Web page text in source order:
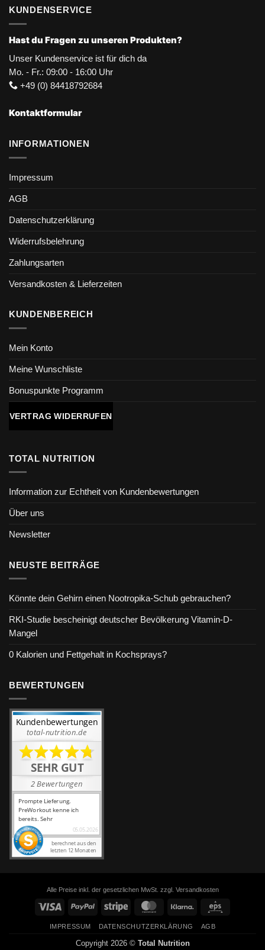
KUNDENSERVICE
Hast du Fragen zu unseren Produkten?
Unser Kundenservice ist für dich da
Mo. - Fr.: 09:00 - 16:00 Uhr
+49 (0) 84418792684
Kontaktformular
INFORMATIONEN
Impressum
AGB
Datenschutzerklärung
Widerrufsbelehrung
Zahlungsarten
Versandkosten & Lieferzeiten
KUNDENBEREICH
Mein Konto
Meine Wunschliste
Bonuspunkte Programm
VERTRAG WIDERRUFEN
TOTAL NUTRITION
Information zur Echtheit von Kundenbewertungen
Über uns
Newsletter
NEUSTE BEITRÄGE
Könnte dein Gehirn einen Nootropika-Schub gebrauchen?
RKI-Studie bescheinigt deutscher Bevölkerung Vitamin-D-
Mangel
0 Kalorien und Fettgehalt in Kochsprays?
BEWERTUNGEN
Alle Preise inkl. der gesetzlichen MwSt. zzgl. Versandkosten
Visa PayPal Stripe MasterCard Klarna
IMPRESSUM DATENSCHUTZERKLÄRUNG AGB
Copyright 2026 © Total Nutrition